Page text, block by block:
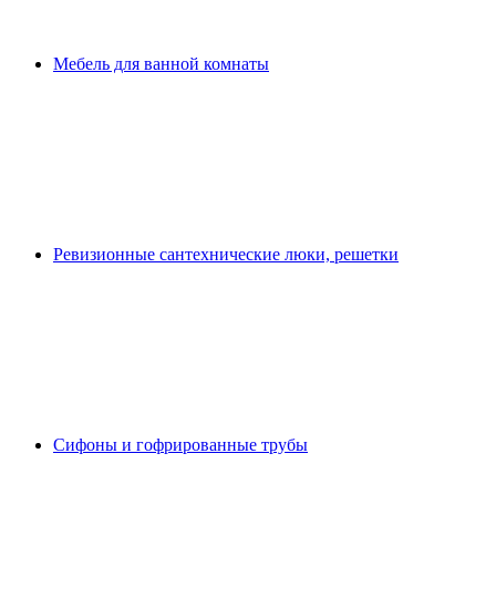
Мебель для ванной комнаты
Ревизионные сантехнические люки, решетки
Сифоны и гофрированные трубы